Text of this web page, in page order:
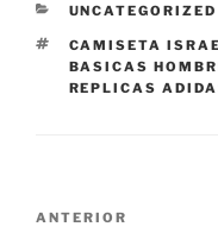
CATEGORÍAS
UNCATEGORIZED
ETIQUETAS
CAMISETA
BASICAS
REPLICAS
Navegación
Entrada
ANTERIOR